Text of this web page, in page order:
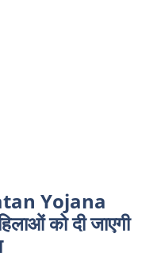
Yojana
को दी जाएगी